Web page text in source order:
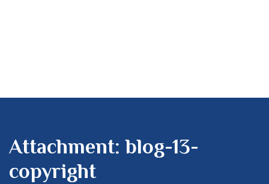
Attachment: blog-13-
copyright